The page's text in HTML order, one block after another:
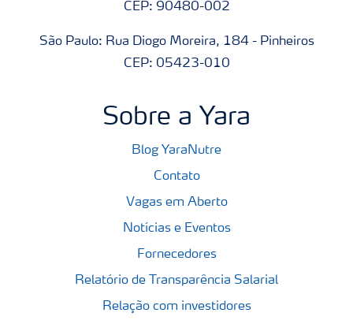
CEP: 90480-002
São Paulo: Rua Diogo Moreira, 184 - Pinheiros
CEP: 05423-010
Sobre a Yara
Blog YaraNutre
Contato
Vagas em Aberto
Notícias e Eventos
Fornecedores
Relatório de Transparência Salarial
Relação com investidores